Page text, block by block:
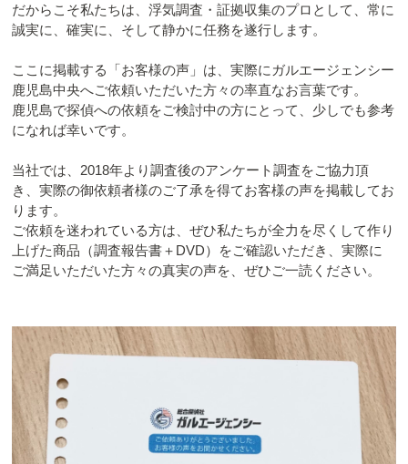
だからこそ私たちは、浮気調査・証拠収集のプロとして、常に
誠実に、確実に、そして静かに任務を遂行します。
ここに掲載する「お客様の声」は、実際にガルエージェンシー
鹿児島中央へご依頼いただいた方々の率直なお言葉です。
鹿児島で探偵への依頼をご検討中の方にとって、少しでも参考
になれば幸いです。
当社では、2018年より調査後のアンケート調査をご協力頂
き、実際の御依頼者様のご了承を得てお客様の声を掲載してお
ります。
ご依頼を迷われている方は、ぜひ私たちが全力を尽くして作り
上げた商品（調査報告書＋DVD）をご確認いただき、実際に
ご満足いただいた方々の真実の声を、ぜひご一読ください。